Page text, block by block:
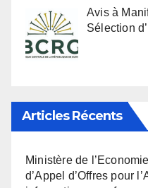
Avis à
Sélection
Articles Récents
Ministère de
d’Appel d’Offres pour